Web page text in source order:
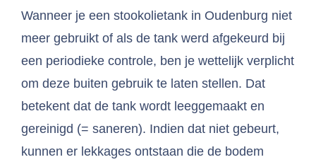
Wanneer je een stookolietank in Oudenburg niet
meer gebruikt of als de tank werd afgekeurd bij
een periodieke controle, ben je wettelijk verplicht
om deze buiten gebruik te laten stellen. Dat
betekent dat de tank wordt leeggemaakt en
gereinigd (= saneren). Indien dat niet gebeurt,
kunnen er lekkages ontstaan die de bodem